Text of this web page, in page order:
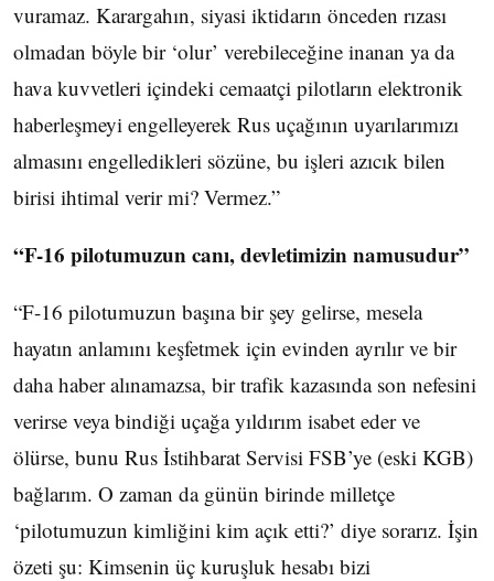
vuramaz. Karargahın, siyasi iktidarın önceden rızası
olmadan böyle bir ‘olur’ verebileceğine inanan ya da
hava kuvvetleri içindeki cemaatçi pilotların elektronik
haberleşmeyi engelleyerek Rus uçağının uyarılarımızı
almasını engelledikleri sözüne, bu işleri azıcık bilen
birisi ihtimal verir mi? Vermez.”
“F-16 pilotumuzun canı, devletimizin namusudur”
“F-16 pilotumuzun başına bir şey gelirse, mesela
hayatın anlamını keşfetmek için evinden ayrılır ve bir
daha haber alınamazsa, bir trafik kazasında son nefesini
verirse veya bindiği uçağa yıldırım isabet eder ve
ölürse, bunu Rus İstihbarat Servisi FSB’ye (eski KGB)
bağlarım. O zaman da günün birinde milletçe
‘pilotumuzun kimliğini kim açık etti?’ diye sorarız. İşin
özeti şu: Kimsenin üç kuruşluk hesabı bizi